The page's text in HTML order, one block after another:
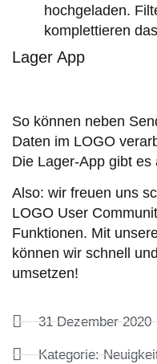
hochgeladen.
komplettieren
Lager App
So können neben
Daten im LOGO
Die Lager-App gibt
Also: wir freuen uns
LOGO User
Funktionen. Mit
können wir schnell
umsetzen!
31 Dezember 2020
Kategorie: